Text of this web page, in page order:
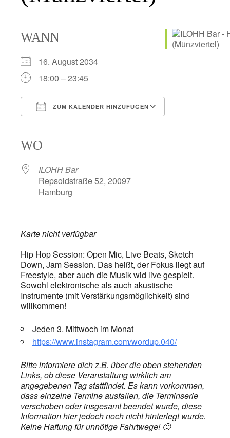
WANN
16. August 2034
18:00 – 23:45
ZUM KALENDER HINZUFÜGEN
WO
ILOHH Bar
Repsoldstraße 52, 20097
Hamburg
Karte nicht verfügbar
Hip Hop Session: Open Mic, Live Beats, Sketch
Down, Jam Session. Das heißt, der Fokus liegt auf
Freestyle, aber auch die Musik wid live gespielt.
Sowohl elektronische als auch akustische
Instrumente (mit Verstärkungsmöglichkeit) sind
willkommen!
Jeden 3. Mittwoch im Monat
https://www.instagram.com/wordup.040/
Bitte informiere dich z.B. über die oben stehenden
Links, ob diese Veranstaltung wirklich am
angegebenen Tag stattfindet. Es kann vorkommen,
dass einzelne Termine ausfallen, die Terminserie
verschoben oder insgesamt beendet wurde, diese
Information hier jedoch noch nicht hinterlegt wurde.
Keine Haftung für unnötige Fahrtwege! 🙂